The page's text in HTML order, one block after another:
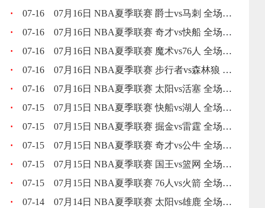
·
07-16
07月16日 NBA夏季联赛 爵士vs马刺 全场录像回放
·
07-16
07月16日 NBA夏季联赛 奇才vs快船 全场录像回放
·
07-16
07月16日 NBA夏季联赛 魔术vs76人 全场录像回放
·
07-16
07月16日 NBA夏季联赛 步行者vs森林狼 全场录像回放
·
07-16
07月16日 NBA夏季联赛 太阳vs活塞 全场录像回放
·
07-15
07月15日 NBA夏季联赛 快船vs湖人 全场录像回放
·
07-15
07月15日 NBA夏季联赛 掘金vs雷霆 全场录像回放
·
07-15
07月15日 NBA夏季联赛 奇才vs公牛 全场录像回放
·
07-15
07月15日 NBA夏季联赛 国王vs篮网 全场录像回放
·
07-15
07月15日 NBA夏季联赛 76人vs火箭 全场录像回放
·
07-14
07月14日 NBA夏季联赛 太阳vs雄鹿 全场录像回放